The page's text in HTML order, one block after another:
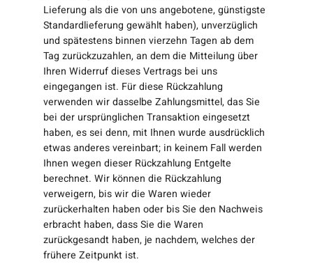
Lieferung als die von uns angebotene, günstigste
Standardlieferung gewählt haben), unverzüglich
und spätestens binnen vierzehn Tagen ab dem
Tag zurückzuzahlen, an dem die Mitteilung über
Ihren Widerruf dieses Vertrags bei uns
eingegangen ist. Für diese Rückzahlung
verwenden wir dasselbe Zahlungsmittel, das Sie
bei der ursprünglichen Transaktion eingesetzt
haben, es sei denn, mit Ihnen wurde ausdrücklich
etwas anderes vereinbart; in keinem Fall werden
Ihnen wegen dieser Rückzahlung Entgelte
berechnet. Wir können die Rückzahlung
verweigern, bis wir die Waren wieder
zurückerhalten haben oder bis Sie den Nachweis
erbracht haben, dass Sie die Waren
zurückgesandt haben, je nachdem, welches der
frühere Zeitpunkt ist.